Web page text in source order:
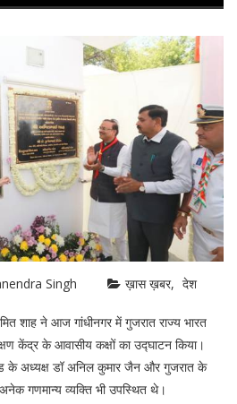
Singh ख़ास ख़बर देश
शाह ने आज गांधीनगर में गुजरात राज्य भारत
केंद्र के आवासीय कक्षों का उद्घाटन किया।
के अध्यक्ष डॉ अनिल कुमार जैन और गुजरात के
गणमान्य व्यक्ति भी उपस्थित थे।